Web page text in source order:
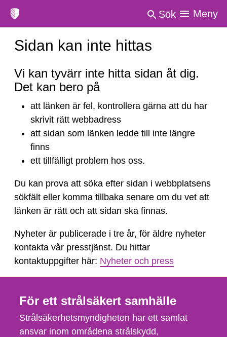
Sök Meny
Sidan kan inte hittas
Sidan
kan
inte
hittas
Vi kan tyvärr inte hitta sidan åt dig.
Det kan bero på
att länken är fel, kontrollera gärna att du har
skrivit rätt webbadress
att sidan som länken ledde till inte längre
finns
ett tillfälligt problem hos oss.
Du kan prova att söka efter sidan i webbplatsens
sökfält eller komma tillbaka senare om du vet att
länken är rätt och att sidan ska finnas.
Nyheter är publicerade i tre år, för äldre nyheter
kontakta vår presstjänst. Du hittar
kontaktuppgifter här: Nyheter och press
För ett strålsäkert samhälle
Strålsäkerhetsmyndigheten har ett samlat
ansvar inom områdena strålskydd,